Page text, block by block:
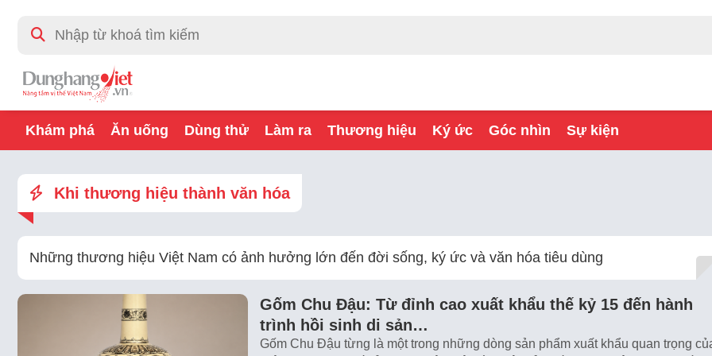
Khám phá Ăn uống Dùng thử Làm ra Thương hiệu Ký ức Góc nhìn Sự kiện
Khi thương hiệu thành văn hóa
Những thương hiệu Việt Nam có ảnh hưởng lớn đến đời sống, ký ức và văn hóa tiêu dùng
Gốm Chu Đậu: Từ đỉnh cao xuất khẩu thế kỷ 15 đến hành
trình hồi sinh di sản…
Gốm Chu Đậu từng là một trong những dòng sản phẩm xuất khẩu quan trọng